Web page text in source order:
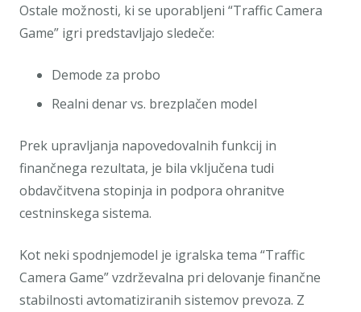
Ostale možnosti, ki se uporabljeni “Traffic Camera
Game” igri predstavljajo sledeče:
Demode za probo
Realni denar vs. brezplačen model
Prek upravljanja napovedovalnih funkcij in
finančnega rezultata, je bila vključena tudi
obdavčitvena stopinja in podpora ohranitve
cestninskega sistema.
Kot neki spodnjemodel je igralska tema “Traffic
Camera Game” vzdrževalna pri delovanje finančne
stabilnosti avtomatiziranih sistemov prevoza. Z